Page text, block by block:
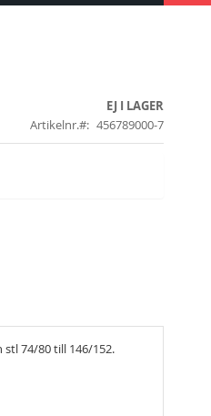
EJ I LAGER
Artikelnr.
456789000-7
74/80 till 146/152.